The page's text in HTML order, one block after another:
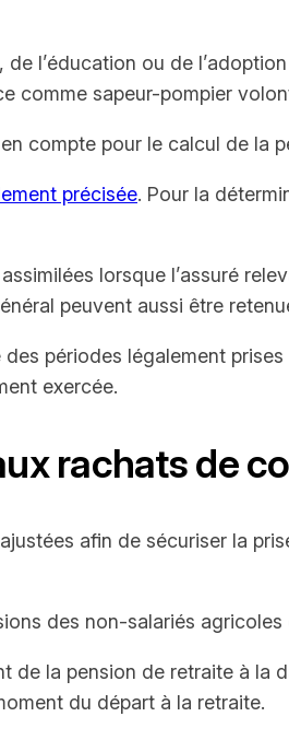
l’éducation ou de
comme sapeur-pompier
compte pour le calcul de la
précisée. Pour la
lorsque l’assuré
peuvent aussi être
périodes légalement
exercée.
rachats de
afin de sécuriser la
des non-salariés
de la pension de retraite à la
du départ à la retraite.